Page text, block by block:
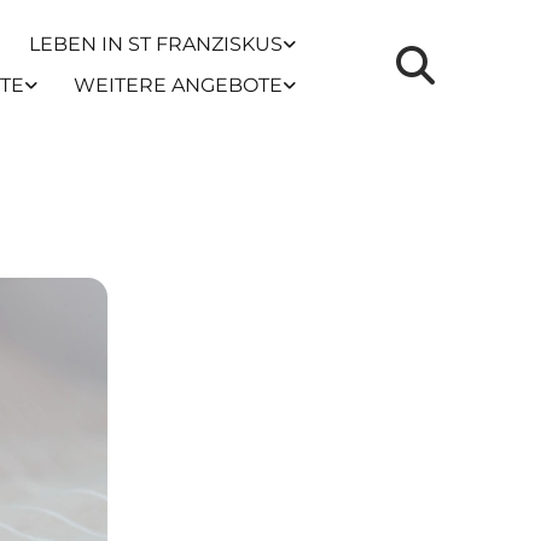
LEBEN IN ST FRANZISKUS
WEITERE ANGEBOTE